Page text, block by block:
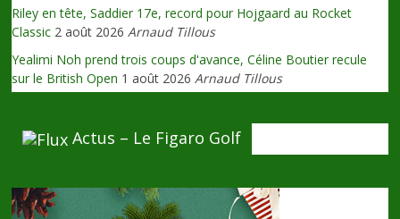
Riley en tête, Saddier 17e, record pour Hojgaard au Rocket
Classic 2 août 2026 Arnaud Tillous
Yealimi Noh prend trois coups d'avance, Céline Boutier recule
sur le British Open 1 août 2026 Arnaud Tillous
Actus – Le Figaro Golf